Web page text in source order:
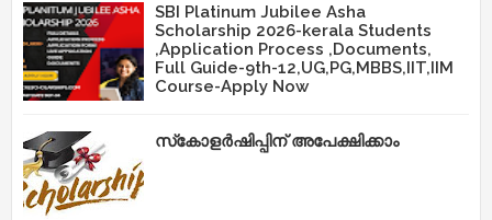
SBI Platinum Jubilee Asha
Scholarship 2026-kerala Students
,Application Process ,Documents,
Full Guide-9th-12,UG,PG,MBBS,IIT,IIM
Course-Apply Now
സ്‌കോളർഷിപ്പിന് അപേക്ഷിക്കാം